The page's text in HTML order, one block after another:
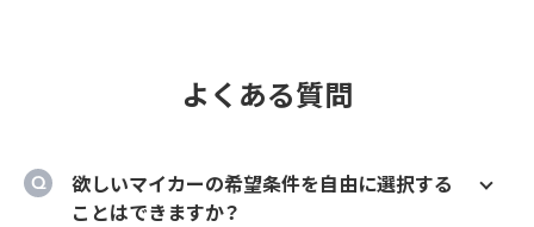
よくある質問
欲しいマイカーの希望条件を自由に選択する
ことはできますか？